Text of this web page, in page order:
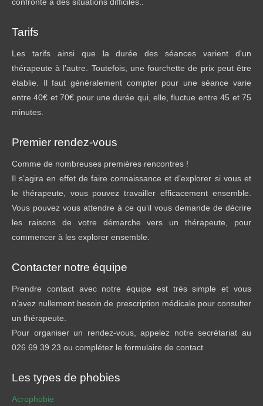
confronté à des situations difficiles..
Tarifs
Les tarifs ainsi que la durée des séances varient d'un
thérapeute à l'autre. Toutefois, une fourchette de prix peut être
établie. Il faut généralement compter pour une séance varie
entre 40€ et 70€ pour une durée qui, elle, fluctue entre 45 et 75
minutes.
Premier rendez-vous
Comme de nombreuses premières rencontres !
Il s’agira en effet de faire connaissance et d’explorer si vous et
le thérapeute, vous pouvez travailler efficacement ensemble.
Vous pouvez vous attendre à ce qu’il vous demande de décrire
les raisons de votre démarche vers un thérapeute, pour
commencer à les explorer ensemble.
Contacter notre équipe
Prendre contact avec notre équipe est très simple et vous
n’avez nullement besoin de prescription médicale pour consulter
un thérapeute.
Pour organiser un rendez-vous, appelez notre secrétariat au
026 69 39 23 ou complétez le formulaire de contact
Les types de phobies
Acrophobie